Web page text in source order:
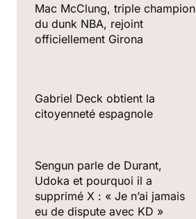
Mac McClung, triple champion
du dunk NBA, rejoint
officiellement Girona
Gabriel Deck obtient la
citoyenneté espagnole
Sengun parle de Durant,
Udoka et pourquoi il a
supprimé X : « Je n’ai jamais
eu de dispute avec KD »